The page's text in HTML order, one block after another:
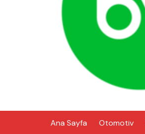
Ana Sayfa Otomotiv